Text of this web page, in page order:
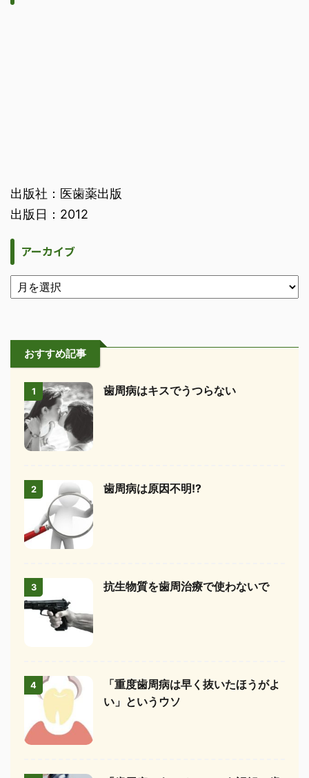
出版社：医歯薬出版
出版日：2012
アーカイブ
おすすめ記事
1 歯周病はキスでうつらない
2 歯周病は原因不明!?
3 抗生物質を歯周治療で使わないで
4
「重度歯周病は早く抜いたほうがよ
い」というウソ